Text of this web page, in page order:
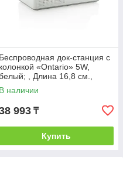
Беспроводная док-станция с
колонкой «Ontario» 5W,
, Длина 16,8 см.,
ширина 9,5 см., высота 11,8
см.,
В наличии
993 ₸
Купить